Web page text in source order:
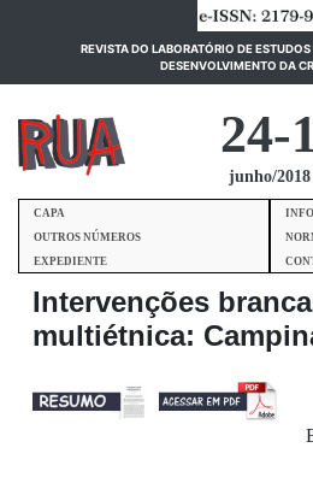
REVISTA DO LABORATÓRIO DE
DESENVOLVIMENTO DA
24-
junho/2018
CAPA
OUTROS NÚMEROS
EXPEDIENTE
Intervenções
multiétnica: